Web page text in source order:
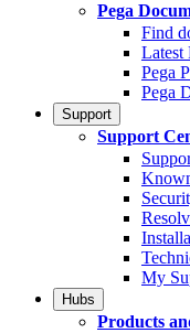
Pega
Find
Latest
Pega
Pega
Support
Support
My
Hubs
Products